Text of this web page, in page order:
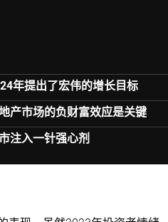
年提出了宏伟的增长目标
产市场的负财富效应是关键
注入一针强心剂